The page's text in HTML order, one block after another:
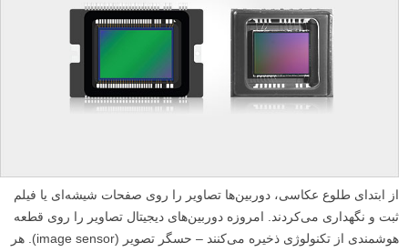
از ابتدای طلوع عکاسی، دوربین‌ها تصاویر را روی صفحات شیشه‌ای یا فیلم
ثبت و نگهداری می‌کردند. امروزه دوربین‌های دیجیتال تصاویر را روی قطعه
هوشمندی از تکنولوژی ذخیره می‌کنند – حسگر تصویر (image sensor). هر